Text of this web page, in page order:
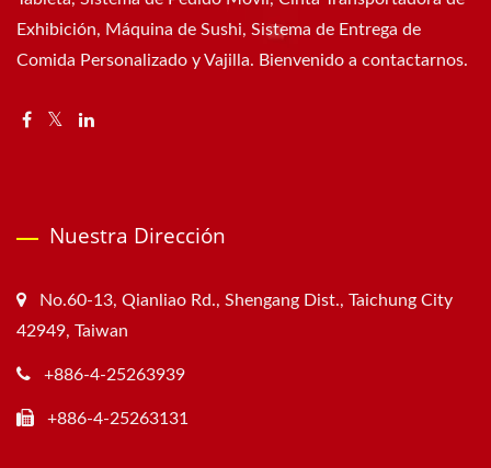
Exhibición, Máquina de Sushi, Sistema de Entrega de
Comida Personalizado y Vajilla. Bienvenido a contactarnos.
Nuestra Dirección
No.60-13, Qianliao Rd., Shengang Dist., Taichung City
42949, Taiwan
+886-4-25263939
+886-4-25263131